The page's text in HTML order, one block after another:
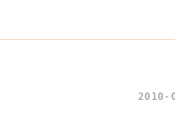
2010-